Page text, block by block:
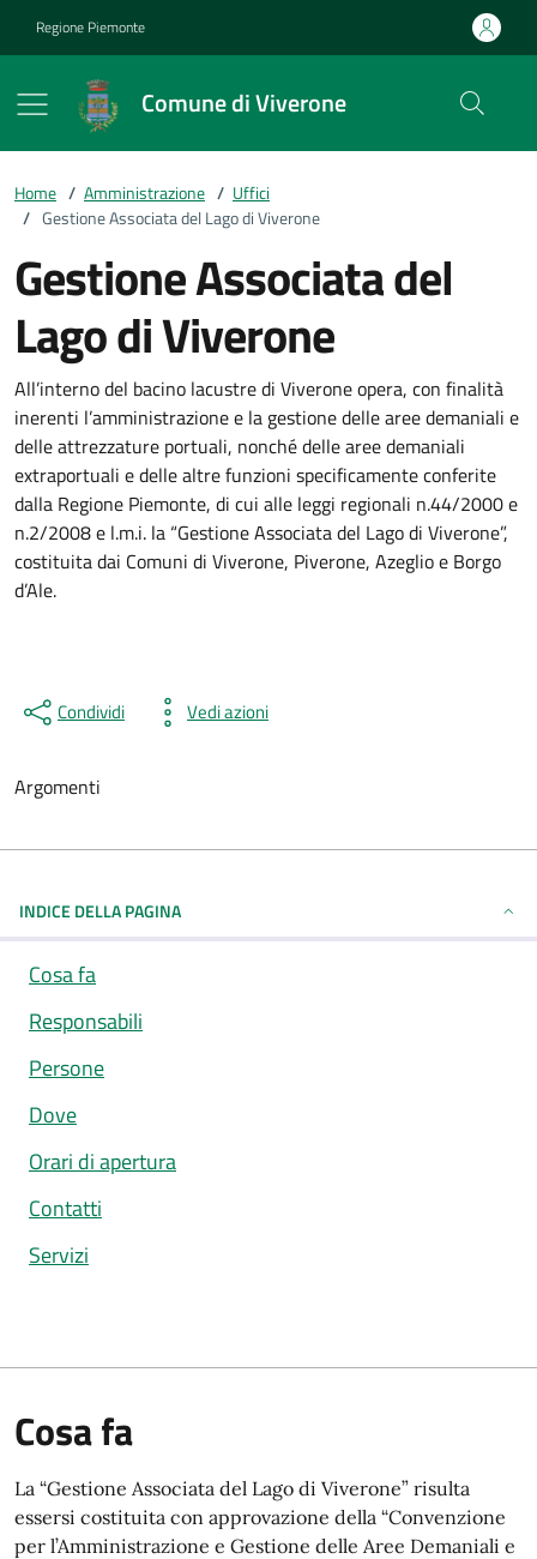
Regione Piemonte
Comune di Viverone
Home / Amministrazione / Uffici
/ Gestione Associata del Lago di Viverone
Gestione Associata del
Lago di Viverone
All’interno del bacino lacustre di Viverone opera, con finalità
inerenti l’amministrazione e la gestione delle aree demaniali e
delle attrezzature portuali, nonché delle aree demaniali
extraportuali e delle altre funzioni specificamente conferite
dalla Regione Piemonte, di cui alle leggi regionali n.44/2000 e
n.2/2008 e l.m.i. la “Gestione Associata del Lago di Viverone”,
costituita dai Comuni di Viverone, Piverone, Azeglio e Borgo
d’Ale.
Condividi Vedi azioni
Argomenti
INDICE DELLA PAGINA
Cosa fa
Responsabili
Persone
Dove
Orari di apertura
Contatti
Servizi
Cosa fa
La “Gestione Associata del Lago di Viverone” risulta
essersi costituita con approvazione della “Convenzione
per l’Amministrazione e Gestione delle Aree Demaniali e